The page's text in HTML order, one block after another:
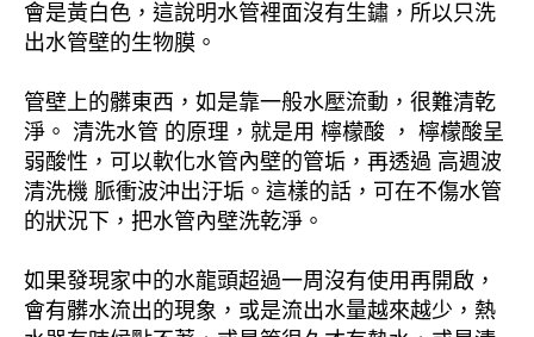
會是黃白色，這說明水管裡面沒有生鏽，所以只洗
出水管壁的生物膜。
管壁上的髒東西，如是靠一般水壓流動，很難清乾
淨。 清洗水管 的原理，就是用 檸檬酸 ， 檸檬酸呈
弱酸性，可以軟化水管內壁的管垢，再透過 高週波
清洗機 脈衝波沖出汙垢。這樣的話，可在不傷水管
的狀況下，把水管內壁洗乾淨。
如果發現家中的水龍頭超過一周沒有使用再開啟，
會有髒水流出的現象，或是流出水量越來越少，熱